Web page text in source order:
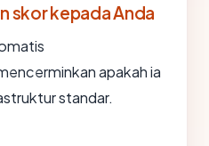
skor kepada Anda
apakah ia
standar.